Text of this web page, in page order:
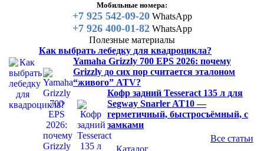
Мобильные номера:
+7 925 542-09-20WhatsApp
+7 926 400-01-82WhatsApp
Полезные материалы
Как выбрать лебедку для квадроцикла?
Yamaha Grizzly 700 EPS 2026: почему
Grizzly до сих пор считается эталоном
“живого” ATV?
Кофр задний Tesseract 135 л для
Segway Snarler AT10 —
герметичный, быстросъёмный, с
замками
Все статьи
Каталог